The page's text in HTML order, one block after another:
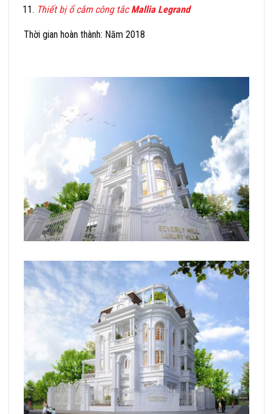
Thiết bị ổ cắm công tắcMallia Legrand
Thời gian hoàn thành: Năm 2018